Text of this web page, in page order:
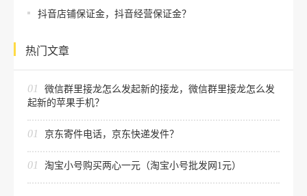
抖音店铺保证金，抖音经营保证金？
热门文章
01
微信群里接龙怎么发起新的接龙，微信群里接龙怎么发
起新的苹果手机？
01 京东寄件电话，京东快递发件？
01 淘宝小号购买两心一元（淘宝小号批发网1元）